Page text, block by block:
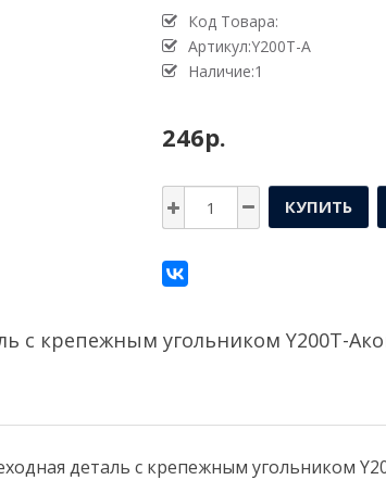
Код Товара:
Артикул:Y200T-A
Наличие:1
246р.
КУПИТЬ
с крепежным угольником Y200T-
деталь с крепежным угольником